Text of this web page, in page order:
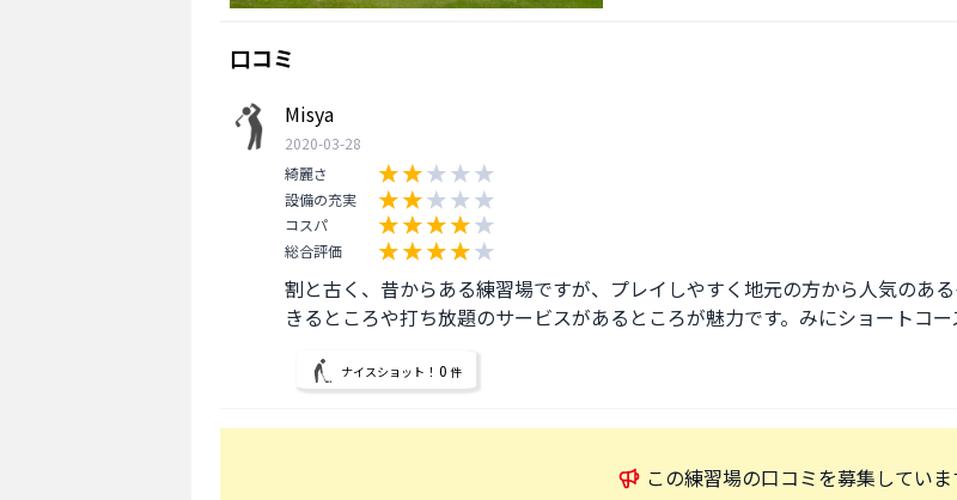
口コミ
Misya
2020-03-28
綺麗さ
設備の充実
コスパ
総合評価
割と古く、昔からある練習場ですが、プレイしやすく地元の方から人気のあ
きるところや打ち放題のサービスがあるところが魅力です。みにショートコ
ナイスショット！ 0 件
この練習場の口コミを募集していま